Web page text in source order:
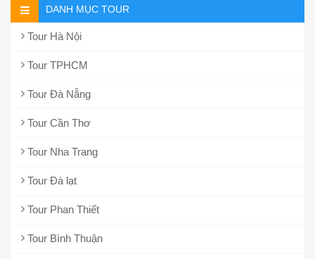
DANH MỤC TOUR
Tour Hà Nội
Tour TPHCM
Tour Đà Nẵng
Tour Cần Thơ
Tour Nha Trang
Tour Đà lạt
Tour Phan Thiết
Tour Bình Thuận